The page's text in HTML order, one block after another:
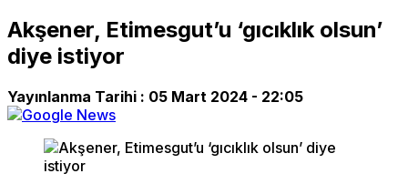
Akşener, Etimesgut’u ‘gıcıklık olsun’
diye istiyor
Yayınlanma Tarihi : 05 Mart 2024 - 22:05